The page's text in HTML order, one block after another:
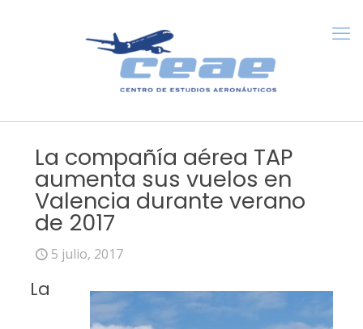
La compañía aérea TAP
aumenta sus vuelos en
Valencia durante verano
de 2017
5 julio, 2017
La